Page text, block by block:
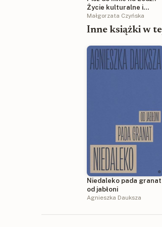
Życie kulturalne i
towarzyskie w
tymczasowej stolicy
Małgorzata Czyńska
Inne książki w
Niedaleko pada granat
od jabłoni
Agnieszka Dauksza